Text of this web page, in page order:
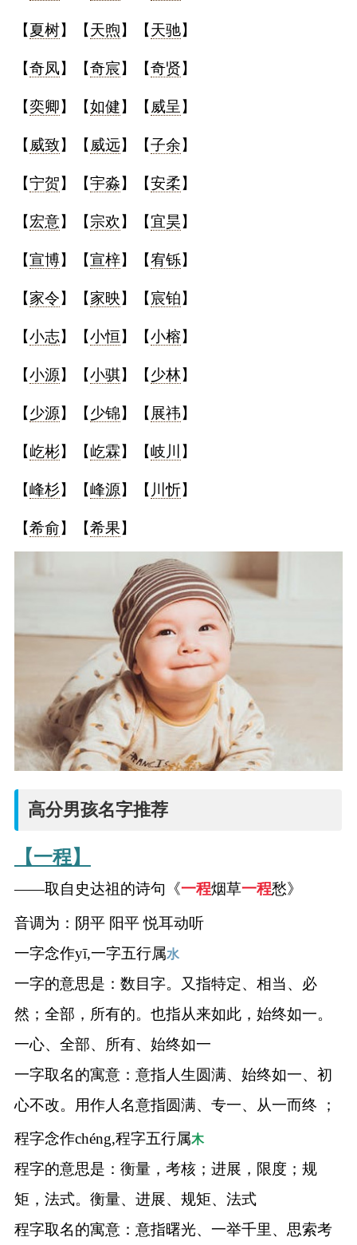
【夏树】【天煦】【天驰】
【奇凤】【奇宸】【奇贤】
【奕卿】【如健】【 威呈 】
【 威致】【 威远】【子余】
【宁贺】【宇淼】【安柔】
【宏意】【宗欢 】【宜昊】
【宣博】【宣梓】【宥铄】
【家令】【家映】【宸铂】
【小志】【小恒】【小榕】
【小源】【小骐】【少林】
【少源】【少锦】【 展祎】
【屹彬】【屹霖】【岐川 】
【峰杉】【峰源】【 川忻】
【希俞】【希果】
高分男孩名字推荐
【一程】
——取自史达祖的诗句《一程烟草一程愁》
音调为：阴平 阳平 悦耳动听
一字念作yī,一字五行属水
一字的意思是：数目字。又指特定、相当、必
然；全部，所有的。也指从来如此，始终如一。
一心、全部、所有、始终如一
一字取名的寓意：意指人生圆满、始终如一、初
心不改。用作人名意指圆满、专一、从一而终 ；
程字念作chéng,程字五行属木
程字的意思是：衡量，考核；进展，限度；规
矩，法式。衡量、进展、规矩、法式
程字取名的寓意：意指曙光、一举千里、思索考